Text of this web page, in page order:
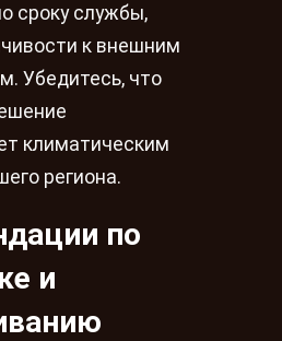
сроку службы,
к внешним
Убедитесь, что
климатическим
региона.
по
и